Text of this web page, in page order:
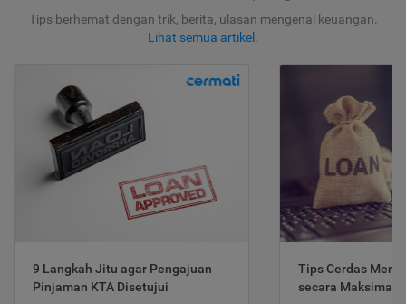
Tips berhemat dengan trik, berita, ulasan mengenai keuangan.
Lihat semua artikel .
9 Langkah Jitu agar Pengajuan
Pinjaman KTA Disetujui
Tips Cerdas
secara Maksimal